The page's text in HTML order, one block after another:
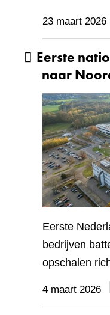
23 maart 2026
Eerste
naar
Eerste
bedrijven
opschalen
4 maart 2026